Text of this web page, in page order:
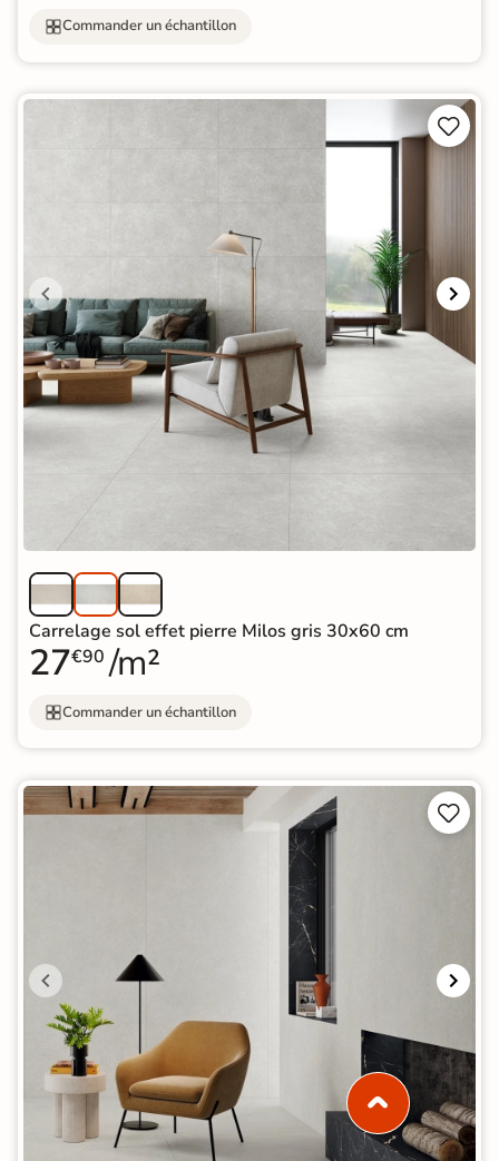
Commander un échantillon


Carrelage sol effet pierre Milos gris 30x60 cm
27€90 /m²
Commander un échantillon

